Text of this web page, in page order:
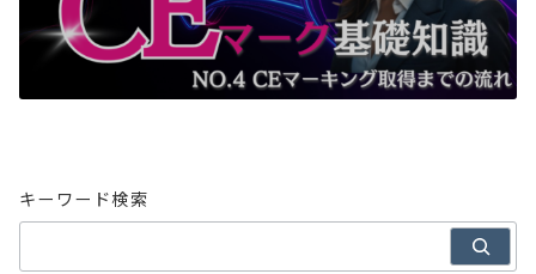
キーワード検索